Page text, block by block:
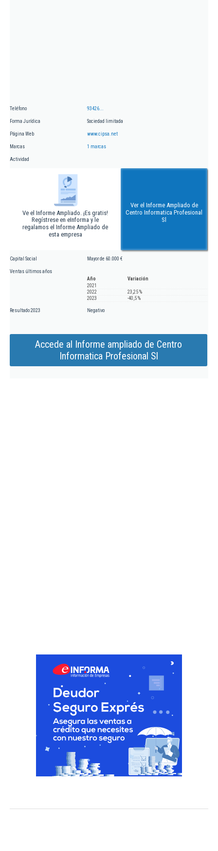
Teléfono 93426...
Forma Jurídica Sociedad limitada
Página Web www.cipsa.net
Marcas 1 marcas
Actividad
Ve el Informe Ampliado. ¡Es gratis!
Regístrese en eInforma y le
regalamos el Informe Ampliado de
esta empresa
Ver el Informe Ampliado de
Centro Informatica Profesional
Sl
Capital Social Mayor de 60.000 €
Ventas últimos años
Año
Variación
2021
2022
23,25 %
2023
-40,5 %
Resultado 2023 Negativo
Accede al Informe ampliado de Centro
Informatica Profesional Sl